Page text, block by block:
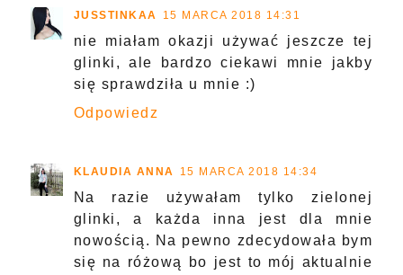
JUSSTINKAA 15 MARCA 2018 14:31
nie miałam okazji używać jeszcze tej
glinki, ale bardzo ciekawi mnie jakby
się sprawdziła u mnie :)
Odpowiedz
KLAUDIA ANNA 15 MARCA 2018 14:34
Na razie używałam tylko zielonej
glinki, a każda inna jest dla mnie
nowością. Na pewno zdecydowała bym
się na różową bo jest to mój aktualnie